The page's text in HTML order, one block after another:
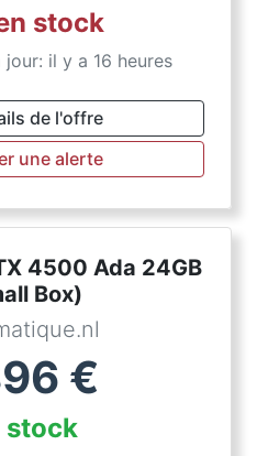
stock
jour: il y a 16 heures
de l'offre
une alerte
4500 Ada 24GB
Box)
€
stock